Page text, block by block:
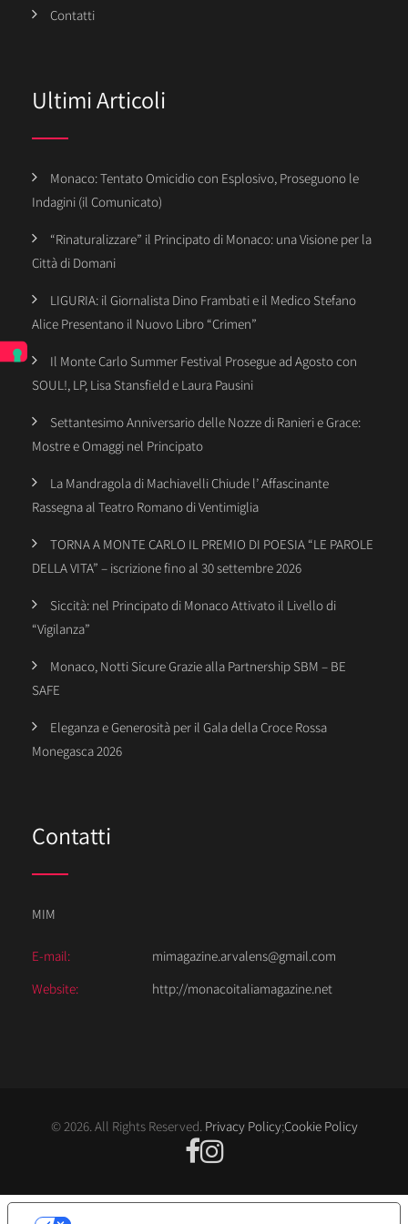
Contatti
Ultimi Articoli
Monaco: Tentato Omicidio con Esplosivo, Proseguono le
Indagini (il Comunicato)
“Rinaturalizzare” il Principato di Monaco: una Visione per la
Città di Domani
LIGURIA: il Giornalista Dino Frambati e il Medico Stefano
Alice Presentano il Nuovo Libro “Crimen”
Il Monte Carlo Summer Festival Prosegue ad Agosto con
SOUL!, LP, Lisa Stansfield e Laura Pausini
Settantesimo Anniversario delle Nozze di Ranieri e Grace:
Mostre e Omaggi nel Principato
La Mandragola di Machiavelli Chiude l’ Affascinante
Rassegna al Teatro Romano di Ventimiglia
TORNA A MONTE CARLO IL PREMIO DI POESIA “LE PAROLE
DELLA VITA” – iscrizione fino al 30 settembre 2026
Siccità: nel Principato di Monaco Attivato il Livello di
“Vigilanza”
Monaco, Notti Sicure Grazie alla Partnership SBM – BE
SAFE
Eleganza e Generosità per il Gala della Croce Rossa
Monegasca 2026
Contatti
MIM
E-mail:
mimagazine.arvalens@gmail.com
Website:
http://monacoitaliamagazine.net
© 2026. All Rights Reserved. Privacy Policy;Cookie Policy